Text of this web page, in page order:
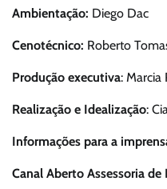
Ambientação: Diego Dac
Cenotécnico: Roberto
Produção executiva: Marcia
Realização e Idealização:
Informações para a
Canal Aberto Assessoria de